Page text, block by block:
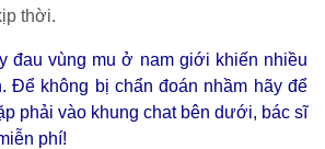
thời.
đau vùng mu ở nam giới khiến nhiều
Để không bị chẩn đoán nhầm hãy để
phải vào khung chat bên dưới, bác sĩ
phí!